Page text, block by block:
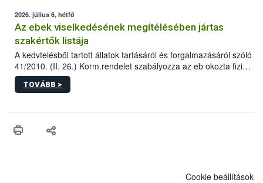
2026. július 6, hétfő
Az ebek viselkedésének megítélésében jártas
szakértők listája
A kedvtelésből tartott állatok tartásáról és forgalmazásáról szóló
41/2010. (II. 26.) Korm.rendelet szabályozza az eb okozta fizikai
sérülés, illetve ennek veszélye keletkezésekor felmerülő
hatósági feladatokat, valamint a veszélyes eb tartását és annak
vonni az ebek viselkedésének megítélésében jártas szakértőt.
TOVÁBB >
Cookie beállítások